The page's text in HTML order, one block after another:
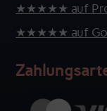
★★★★★ auf
★★★★★ auf